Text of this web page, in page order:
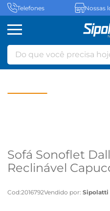
Telefones Nossas
Do que você precisa hoje?
Sofá Sonoflet
Reclinável
Cod:2016792Vendido por: Sipolatti